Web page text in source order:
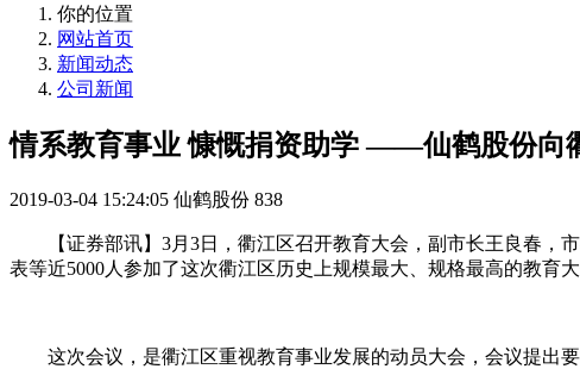
你的位置
网站首页
新闻动态
公司新闻
情系教育事业 慷慨捐资助学 ——仙鹤股份向
2019-03-04 15:24:05 仙鹤股份 838
【证券部讯】3月3日，衢江区召开教育大会，副市长王良春
表等近5000人参加了这次衢江区历史上规模最大、规格最高的教育
这次会议，是衢江区重视教育事业发展的动员大会，会议提出